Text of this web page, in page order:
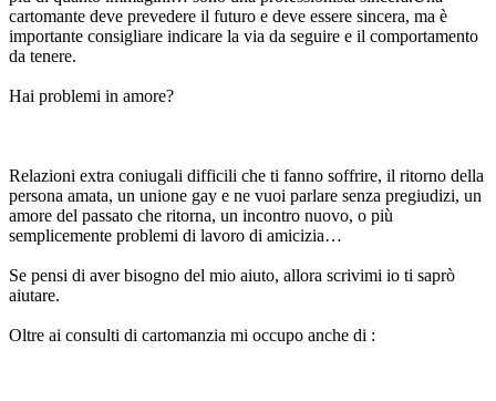
cartomante deve prevedere il futuro e deve essere sincera, ma è
importante consigliare indicare la via da seguire e il comportamento
da tenere.
Hai problemi in amore?
Relazioni extra coniugali difficili che ti fanno soffrire, il ritorno della
persona amata, un unione gay e ne vuoi parlare senza pregiudizi, un
amore del passato che ritorna, un incontro nuovo, o più
semplicemente problemi di lavoro di amicizia…
Se pensi di aver bisogno del mio aiuto, allora scrivimi io ti saprò
aiutare.
Oltre ai consulti di cartomanzia mi occupo anche di :